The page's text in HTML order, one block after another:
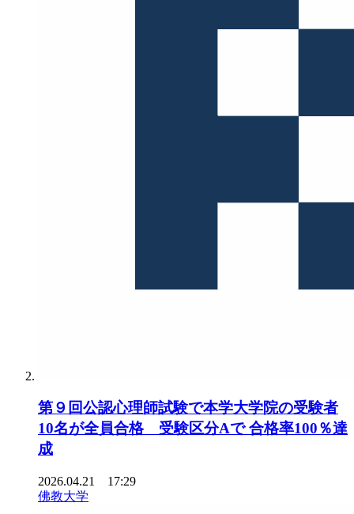
第９回公認心理師試験で本学大学院の受験者
10名が全員合格 受験区分Aで 合格率100％達
成
2026.04.21 17:29
佛教大学